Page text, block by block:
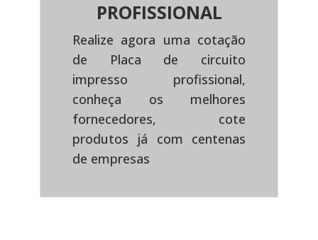
PROFISSIONAL
Realize agora uma cotação
de Placa de circuito
impresso profissional,
conheça os melhores
fornecedores, cote
produtos já com centenas
de empresas